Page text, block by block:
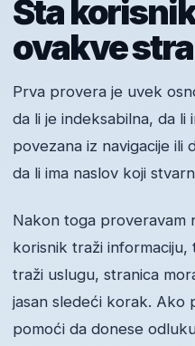
Šta
ovakve
Prva provera je uvek
da li je indeksabilna, da li
povezana iz navigacije ili
da li ima naslov koji
Nakon toga proveravam
korisnik traži
traži uslugu, stranica
jasan sledeći korak. Ako
pomoći da donese